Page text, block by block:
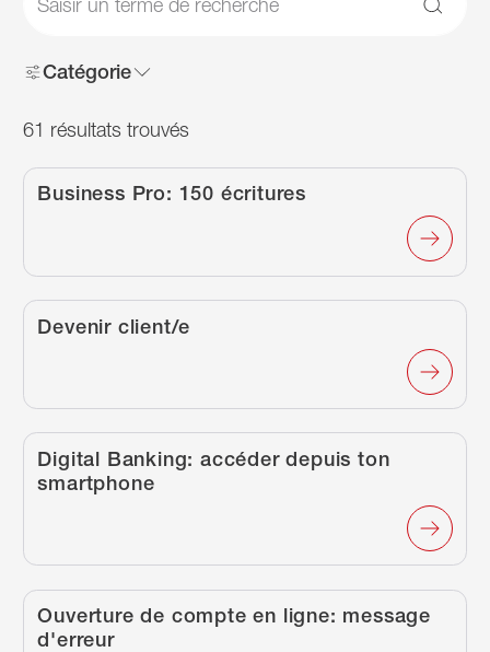
Catégorie
61 résultats trouvés
Business Pro: 150 écritures
/fr/fait-rapidement/article/business-pro-150-
Devenir client/e
/fr/fait-rapidement/article/devenir-cliente/
Digital Banking: accéder depuis ton
smartphone
/fr/fait-rapidement/article/digital-banking-
Ouverture de compte en ligne: message
d'erreur
/fr/fait-rapidement/article/ouverture-de-compte-